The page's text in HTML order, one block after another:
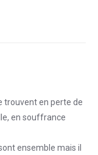
trouvent en perte de
en souffrance
ensemble mais il